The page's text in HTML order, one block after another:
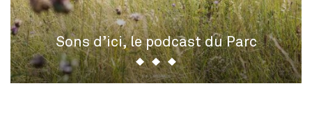
Sons d’ici, le podcast du Parc